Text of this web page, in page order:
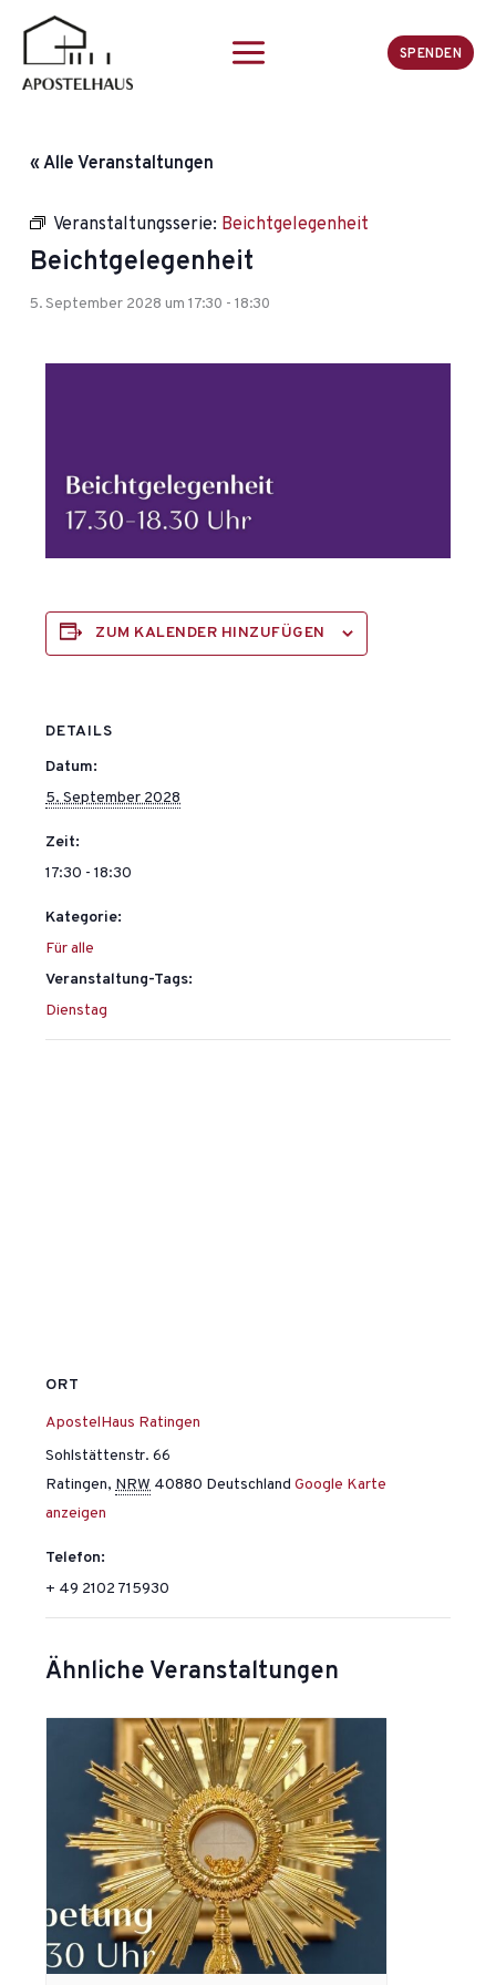
springen
SPENDEN
« Alle Veranstaltungen
Veranstaltungsserie: Beichtgelegenheit
Beichtgelegenheit
5. September 2028 um 17:30 -18:30
ZUM KALENDER HINZUFÜGEN
DETAILS
Datum:
5. September 2028
Zeit:
17:30 - 18:30
Kategorie:
Für alle
Veranstaltung-Tags:
Dienstag
ORT
ApostelHaus Ratingen
Sohlstättenstr. 66
Ratingen, NRW 40880 Deutschland Google Karte
anzeigen
Telefon:
+ 49 2102 715930
Ähnliche Veranstaltungen